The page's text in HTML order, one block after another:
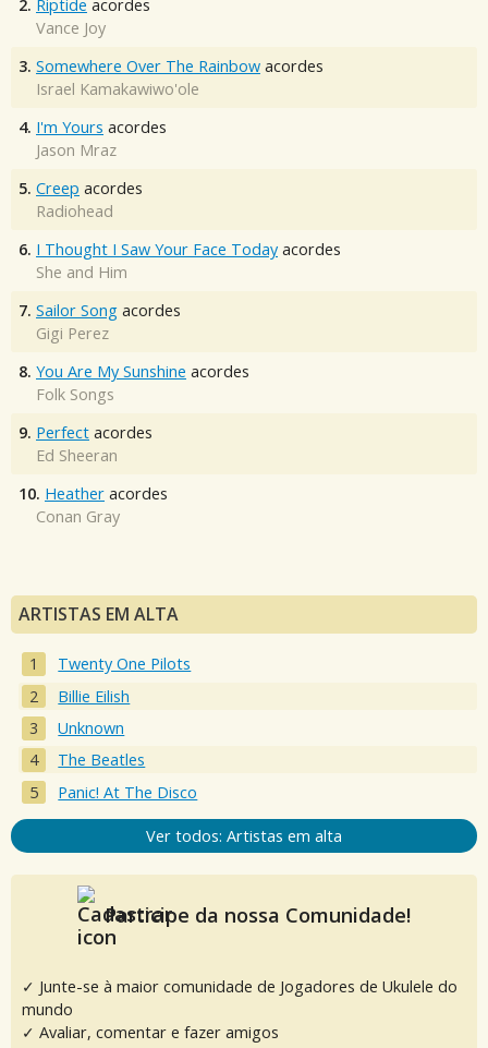
2. Riptide acordes
Vance Joy
3. Somewhere Over The Rainbow acordes
Israel Kamakawiwo'ole
4. I'm Yours acordes
Jason Mraz
5. Creep acordes
Radiohead
6. I Thought I Saw Your Face Today acordes
She and Him
7. Sailor Song acordes
Gigi Perez
8. You Are My Sunshine acordes
Folk Songs
9. Perfect acordes
Ed Sheeran
10. Heather acordes
Conan Gray
ARTISTAS EM ALTA
Twenty One Pilots
Billie Eilish
Unknown
The Beatles
Panic! At The Disco
Ver todos: Artistas em alta
Participe da nossa Comunidade!
✓ Junte-se à maior comunidade de Jogadores de Ukulele do
mundo
✓ Avaliar, comentar e fazer amigos